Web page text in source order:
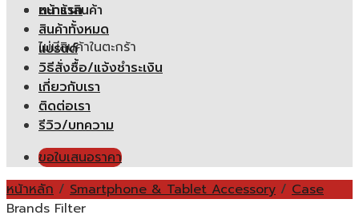
ตะกร้าสินค้า
ไม่มีสินค้าในตะกร้า
หน้าแรก
สินค้าทั้งหมด
แบรนด์
วิธีสั่งซื้อ/แจ้งชำระเงิน
เกี่ยวกับเรา
ติดต่อเรา
รีวิว/บทความ
ขอใบเสนอราคา
หน้าหลัก / Smartphone & Tablet Accessory / Case
Brands Filter